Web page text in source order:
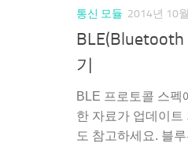
통신 모듈 2014년 10
기
BLE 프로토콜 스펙
한 자료가 업데이트
도 참고하세요. 블